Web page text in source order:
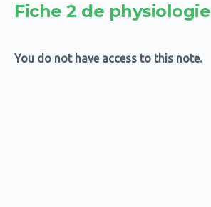
Fiche 2 de physiologie
You do not have access to this note.